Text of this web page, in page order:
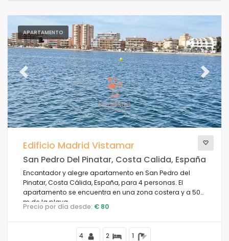
APARTAMENTO
Previous Next
Edificio Madrid Vistamar
San Pedro Del Pinatar, Costa Calida, España
Encantador y alegre apartamento en San Pedro del
Pinatar, Costa Cálida, España, para 4 personas. El
apartamento se encuentra en una zona costera y a 50
m de la playa.
Precio por día desde: € 80
4 2 1